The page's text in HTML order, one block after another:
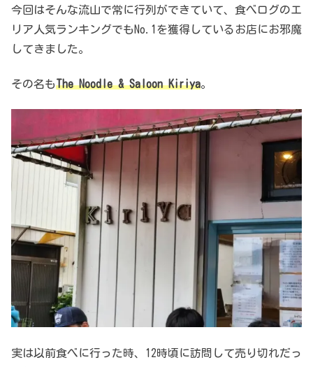
今回はそんな流山で常に行列ができていて、食べログのエ
リア人気ランキングでもNo.1を獲得しているお店にお邪魔
してきました。
その名もThe Noodle & Saloon Kiriya。
実は以前食べに行った時、12時頃に訪問して売り切れだっ